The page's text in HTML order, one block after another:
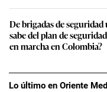
De brigadas de
sabe del plan de
en marcha en Colombia?
Lo último en Oriente